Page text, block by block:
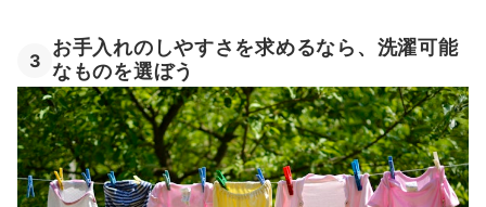
3
お手入れのしやすさを求めるなら、洗濯可能
なものを選ぼう